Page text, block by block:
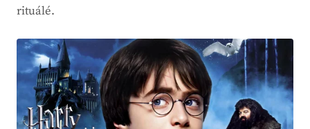
rituálé.